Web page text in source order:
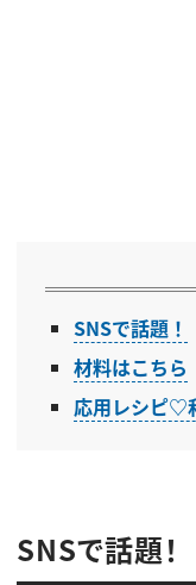
SNSで話題！
材料はこちら
応用レシピ♡
SNSで話題！